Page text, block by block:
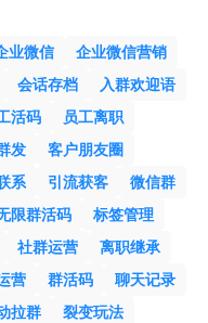
业微信
企业微信营销
会话存档
入群欢迎语
活码
员工离职
发
客户朋友圈
系 引流获客
微信群
限群活码
标签管理
社群运营
离职继承
营 群活码
聊天记录
拉群
裂变玩法